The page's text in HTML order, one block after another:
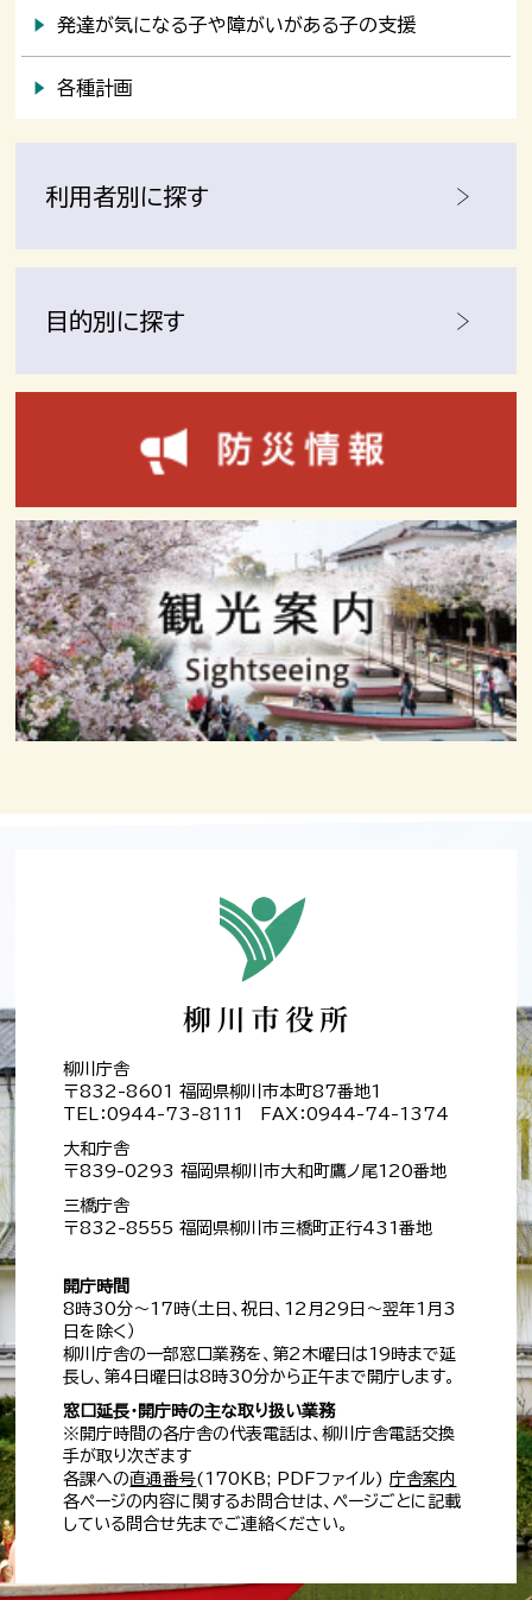
発達が気になる子や障がいがある子の支援
各種計画
利用者別に探す
目的別に探す
柳川庁舎
〒832-8601 福岡県柳川市本町87番地1
TEL：0944-73-8111 FAX：0944-74-1374
大和庁舎
〒839-0293 福岡県柳川市大和町鷹ノ尾120番地
三橋庁舎
〒832-8555 福岡県柳川市三橋町正行431番地
開庁時間
8時30分～17時（土日、祝日、12月29日～翌年1月3
日を除く）
柳川庁舎の一部窓口業務を、第2木曜日は19時まで延
長し、第4日曜日は8時30分から正午まで開庁します。
窓口延長・開庁時の主な取り扱い業務
※開庁時間の各庁舎の代表電話は、柳川庁舎電話交換
手が取り次ぎます
各課への直通番号(170KB; PDFファイル)庁舎案内
各ページの内容に関するお問合せは、ページごとに記載
している問合せ先までご連絡ください。